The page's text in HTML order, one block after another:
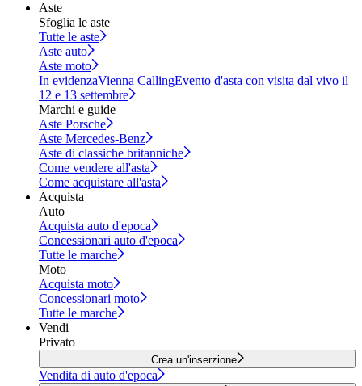
Aste
Sfoglia le aste
Tutte le aste
Aste auto
Aste moto
In evidenzaVienna CallingEvento d'asta con visita dal vivo il
12 e 13 settembre
Marchi e guide
Aste Porsche
Aste Mercedes-Benz
Aste di classiche britanniche
Come vendere all'asta
Come acquistare all'asta
Acquista
Auto
Acquista auto d'epoca
Concessionari auto d'epoca
Tutte le marche
Moto
Acquista moto
Concessionari moto
Tutte le marche
Vendi
Privato
Crea un'inserzione
Vendita di auto d'epoca